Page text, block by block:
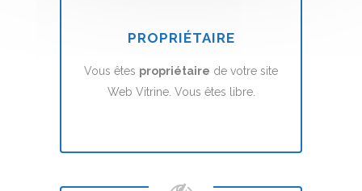
PROPRIÉTAIRE
Vous êtes propriétaire de votre site
Web Vitrine. Vous êtes libre.